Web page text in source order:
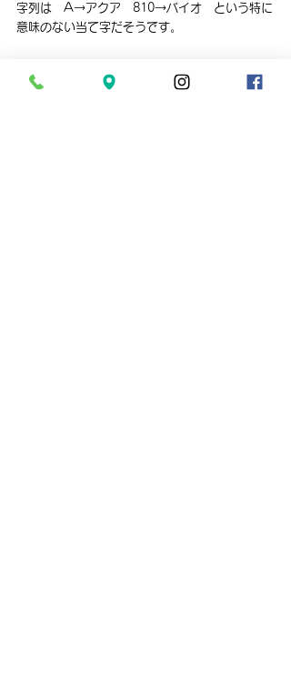
字列は　A→アクア　810→バイオ　という特に
意味のない当て字だそうです。